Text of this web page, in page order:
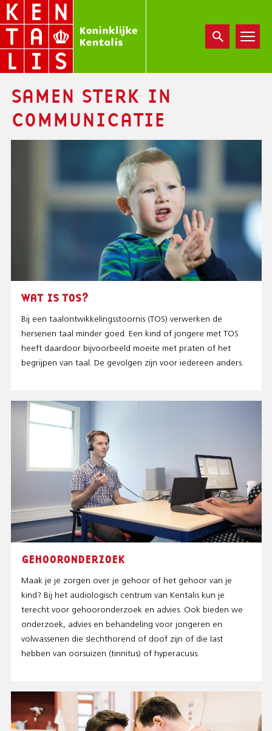
Overslaan
en
de
inhoud
SAMEN STERK IN
COMMUNICATIE
WAT IS TOS?
Bij een taalontwikkelingsstoornis (TOS) verwerken de
hersenen taal minder goed. Een kind of jongere met TOS
heeft daardoor bijvoorbeeld moeite met praten of het
begrijpen van taal. De gevolgen zijn voor iedereen anders.
GEHOORONDERZOEK
Maak je je zorgen over je gehoor of het gehoor van je
kind? Bij het audiologisch centrum van Kentalis kun je
terecht voor gehooronderzoek en advies. Ook bieden we
onderzoek, advies en behandeling voor jongeren en
volwassenen die slechthorend of doof zijn of die last
hebben van oorsuizen (tinnitus) of hyperacusis.